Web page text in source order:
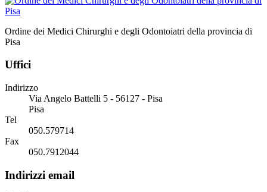
Ordine dei Medici Chirurghi e degli Odontoiatri della provincia di
Pisa
Uffici
Indirizzo
Via Angelo Battelli 5 - 56127 - Pisa
Pisa
Tel
050.579714
Fax
050.7912044
Indirizzi email